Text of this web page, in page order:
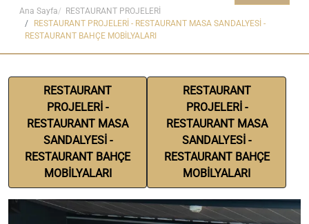
Ana Sayfa
RESTAURANT PROJELERİ
RESTAURANT PROJELERİ - RESTAURANT MASA SANDALYESİ -
RESTAURANT BAHÇE MOBİLYALARI
RESTAURANT
PROJELERİ -
RESTAURANT MASA
SANDALYESİ -
RESTAURANT BAHÇE
MOBİLYALARI
RESTAURANT
PROJELERİ -
RESTAURANT MASA
SANDALYESİ -
RESTAURANT BAHÇE
MOBİLYALARI